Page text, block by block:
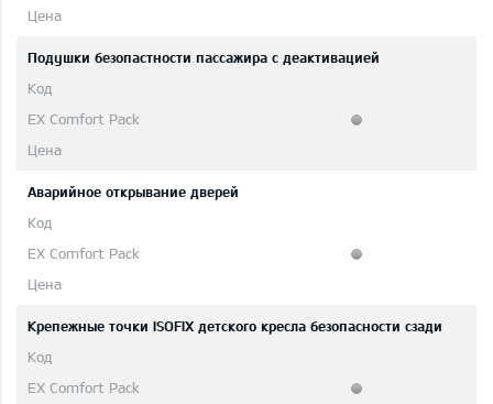
Подушки безопастности пассажира с деактивацией
Аварийное открывание дверей
Крепежные точки ISOFIX детского кресла безопасности сзади